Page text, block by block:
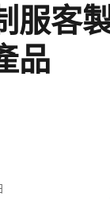
服客
品